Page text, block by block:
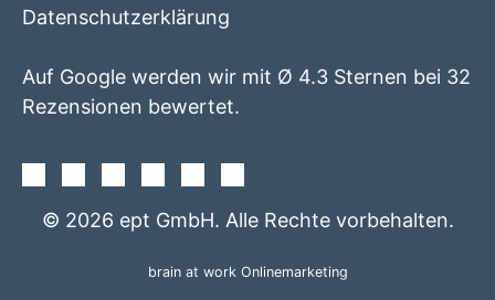
Datenschutzerklärung
Auf Google werden wir mit Ø 4.3 Sternen bei 32
Rezensionen bewertet.
© 2026 ept GmbH. Alle Rechte vorbehalten.
brain at work Onlinemarketing